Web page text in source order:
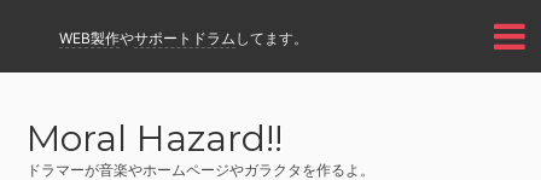
WEB製作やサポートドラム してます。
Moral Hazard!!
ドラマーが音楽やホームページやガラクタを作るよ。